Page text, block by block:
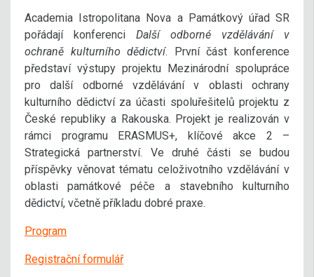
Academia Istropolitana Nova a Památkový úřad SR
pořádají konferenci Další odborné vzdělávání v
ochraně kulturního dědictví. První část konference
představí výstupy projektu Mezinárodní spolupráce
pro další odborné vzdělávání v oblasti ochrany
kulturního dědictví za účasti spoluřešitelů projektu z
České republiky a Rakouska. Projekt je realizován v
rámci programu ERASMUS+, klíčové akce 2 –
Strategická partnerství. Ve druhé části se budou
příspěvky věnovat tématu celoživotního vzdělávání v
oblasti památkové péče a stavebního kulturního
dědictví, včetně příkladu dobré praxe.
Program
Registrační formulář